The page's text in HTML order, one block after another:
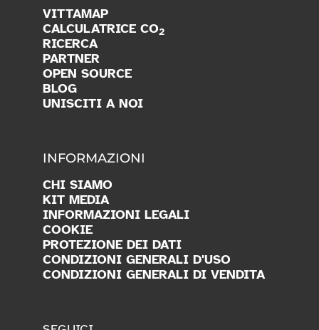
VITTAMAP
CALCULATRICE CO2
RICERCA
PARTNER
OPEN SOURCE
BLOG
UNISCITI A NOI
INFORMAZIONI
CHI SIAMO
KIT MEDIA
INFORMAZIONI LEGALI
COOKIE
PROTEZIONE DEI DATI
CONDIZIONI GENERALI D'USO
CONDIZIONI GENERALI DI VENDITA